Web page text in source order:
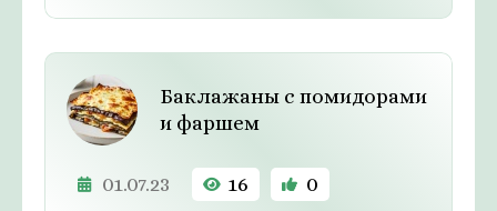
Баклажаны с помидорами
и фаршем
01.07.23 16 0